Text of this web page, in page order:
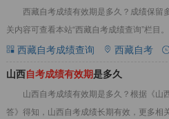
西藏自考成绩有效期是多久？成绩保留
关内容可查看本站“西藏自考成绩查询”栏目
考成绩永久有效，西藏自考凡取得的合格成
西藏自考成绩查询 西藏自考
山西自考成绩有效期是多久
山西自考成绩有效期是多久？根据《山
答》得知，山西自考成绩长期有效，更多相